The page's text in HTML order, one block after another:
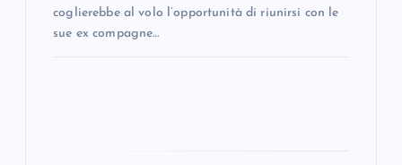
coglierebbe al volo l’opportunità di riunirsi con le
sue ex compagne…